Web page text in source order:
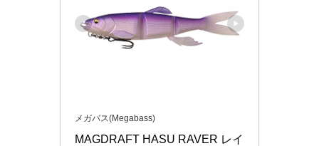
メガバス(Megabass)
MAGDRAFT HASU RAVER レイ